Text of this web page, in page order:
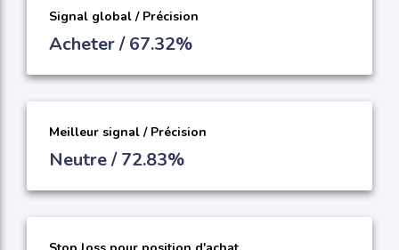
Signal global / Précision
Acheter / 67.32%
Meilleur signal / Précision
Neutre / 72.83%